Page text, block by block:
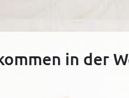
in der